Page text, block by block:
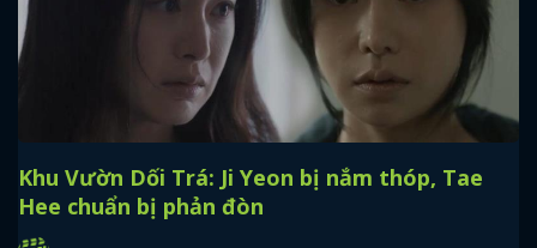
Khu Vườn Dối Trá: Ji Yeon bị nắm thóp, Tae
Hee chuẩn bị phản đòn